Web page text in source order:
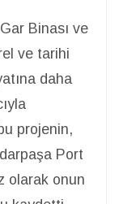
Binası ve
ve tarihi
daha
projenin,
Port
olarak onun